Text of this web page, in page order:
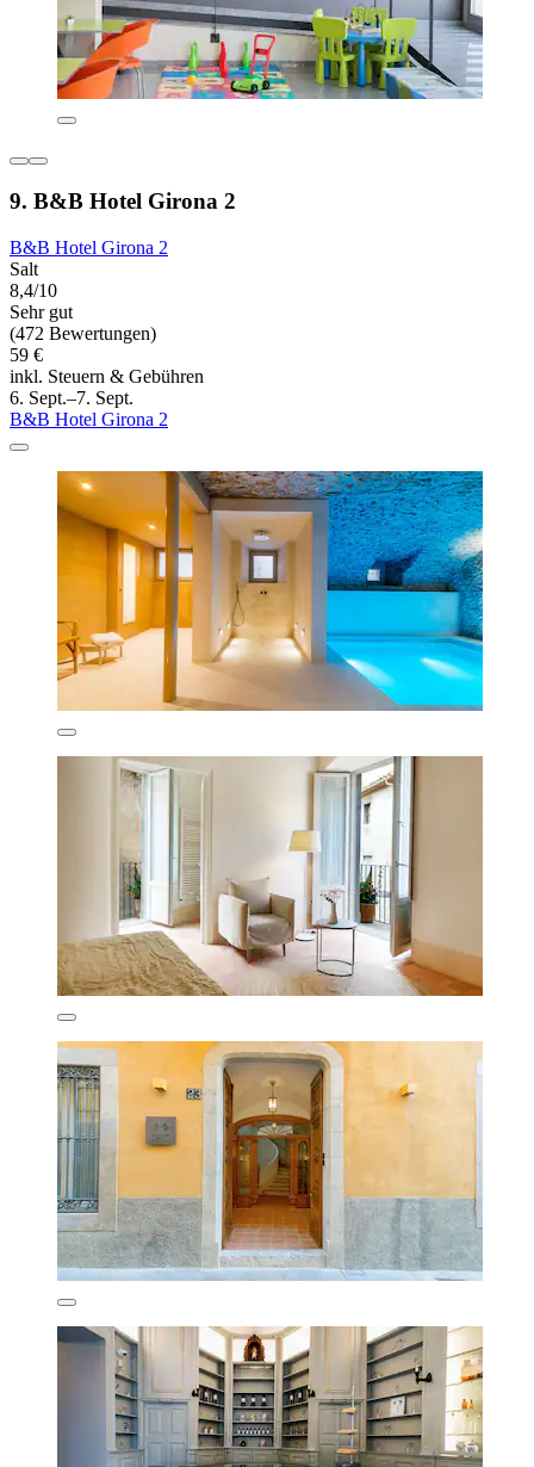
9. B&B Hotel Girona 2
B&B Hotel Girona 2
Salt
8,4/10
Sehr gut
(472 Bewertungen)
59 €
inkl. Steuern & Gebühren
6. Sept.–7. Sept.
B&B Hotel Girona 2